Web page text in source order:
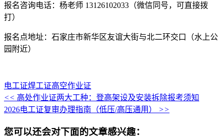
报名咨询电话：杨老师 13126102033（微信同号，可直接拨
打）
报名点地址：石家庄市新华区友谊大街与北二环交口（水上公
园附近）
电工证焊工证高空作业证
<< 高处作业证两大工种：登高架设及安装拆除报考须知
2026电工证复审办理指南（低压/高压通用） >>
您可以还会对下面的文章感兴趣：